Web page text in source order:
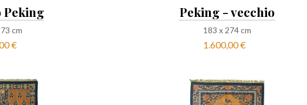
Peking
cm
€
Peking - vecchio
183 x 274cm
1.600,00 €